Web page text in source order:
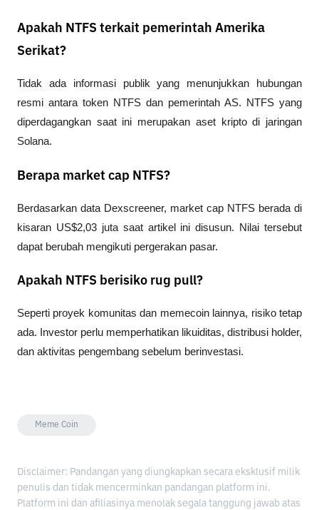
Apakah NTFS terkait pemerintah Amerika
Serikat?
Tidak ada informasi publik yang menunjukkan hubungan
resmi antara token NTFS dan pemerintah AS. NTFS yang
diperdagangkan saat ini merupakan aset kripto di jaringan
Solana.
Berapa market cap NTFS?
Berdasarkan data Dexscreener, market cap NTFS berada di
kisaran US$2,03 juta saat artikel ini disusun. Nilai tersebut
dapat berubah mengikuti pergerakan pasar.
Apakah NTFS berisiko rug pull?
Seperti proyek komunitas dan memecoin lainnya, risiko tetap
ada. Investor perlu memperhatikan likuiditas, distribusi holder,
dan aktivitas pengembang sebelum berinvestasi.
Meme Coin
Disclaimer: Pandangan yang diungkapkan secara eksklusif milik
penulis dan tidak mencerminkan pandangan platform ini.
Platform ini dan afiliasinya menolak segala tanggung jawab atas